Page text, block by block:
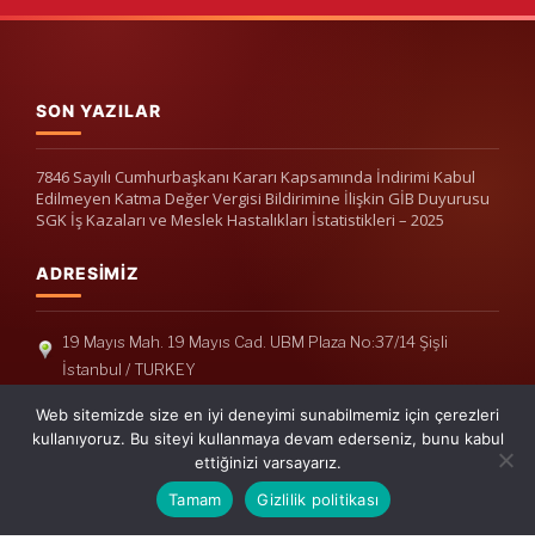
SON YAZILAR
7846 Sayılı Cumhurbaşkanı Kararı Kapsamında İndirimi Kabul
Edilmeyen Katma Değer Vergisi Bildirimine İlişkin GİB Duyurusu
SGK İş Kazaları ve Meslek Hastalıkları İstatistikleri – 2025
ADRESIMIZ
19 Mayıs Mah. 19 Mayıs Cad. UBM Plaza No:37/14 Şişli
İstanbul / TURKEY
Telefon: +90(212) 240 33 39
Telefon: +90(212) 248 19 36
info@erisymm.com
Web sitemizde size en iyi deneyimi sunabilmemiz için çerezleri
kullanıyoruz. Bu siteyi kullanmaya devam ederseniz, bunu kabul
ettiğinizi varsayarız.
Tamam
Gizlilik politikası